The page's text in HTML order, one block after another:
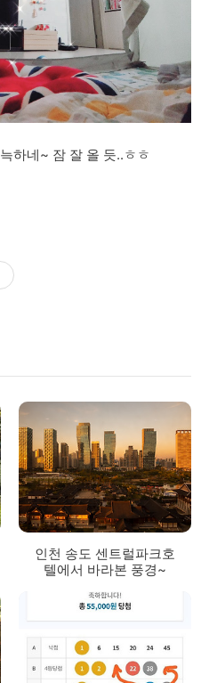
하네~ 잠 잘 올 듯..ㅎㅎ
인천 송도 센트럴파크호
텔에서 바라본 풍경~